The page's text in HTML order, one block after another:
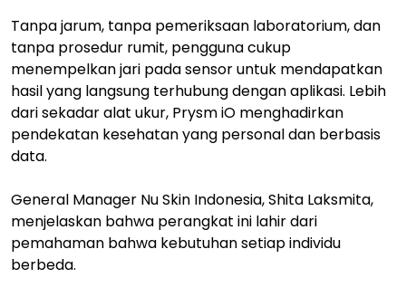
Tanpa jarum, tanpa pemeriksaan laboratorium, dan
tanpa prosedur rumit, pengguna cukup
menempelkan jari pada sensor untuk mendapatkan
hasil yang langsung terhubung dengan aplikasi. Lebih
dari sekadar alat ukur, Prysm iO menghadirkan
pendekatan kesehatan yang personal dan berbasis
data.
General Manager Nu Skin Indonesia, Shita Laksmita,
menjelaskan bahwa perangkat ini lahir dari
pemahaman bahwa kebutuhan setiap individu
berbeda.